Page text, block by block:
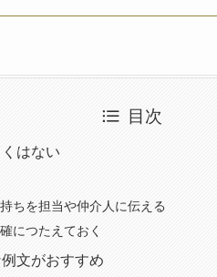
目次
はない
ちを担当や仲介人に伝える
につたえておく
文がおすすめ